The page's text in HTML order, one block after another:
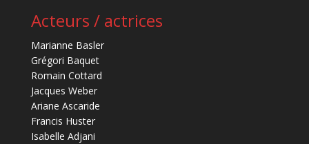
Acteurs / actrices
Marianne Basler
Grégori Baquet
Romain Cottard
Jacques Weber
Ariane Ascaride
Francis Huster
Isabelle Adjani